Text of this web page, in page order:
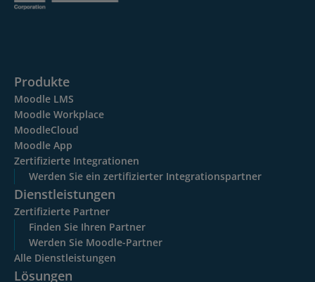
Produkte
Moodle LMS
Moodle Workplace
MoodleCloud
Moodle App
Zertifizierte Integrationen
Werden Sie ein zertifizierter Integrationspartner
Dienstleistungen
Zertifizierte Partner
Finden Sie Ihren Partner
Werden Sie Moodle-Partner
Alle Dienstleistungen
Lösungen